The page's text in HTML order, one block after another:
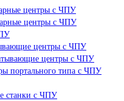
центры с ЧПУ
центры с ЧПУ
центры с ЧПУ
центры с ЧПУ
портального типа с ЧПУ
станки с ЧПУ